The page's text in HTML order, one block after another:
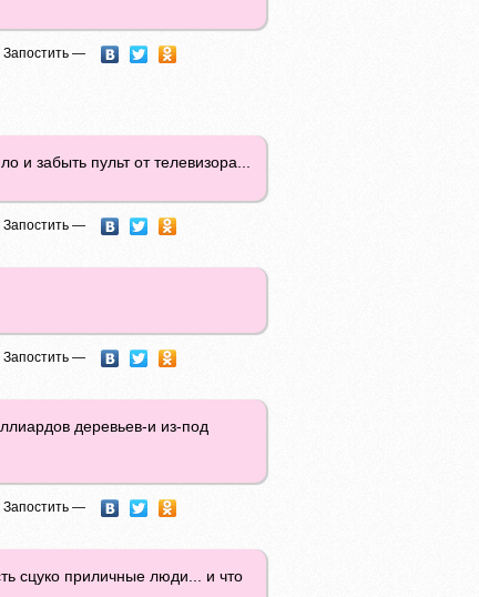
Запостить —
и забыть пульт от телевизора...
Запостить —
Запостить —
деревьев-и из-под
Запостить —
сцуко приличные люди... и что